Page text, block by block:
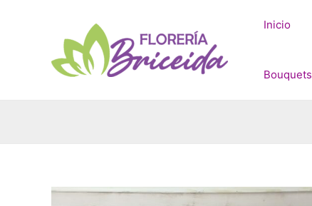
Inicio
Bouquets